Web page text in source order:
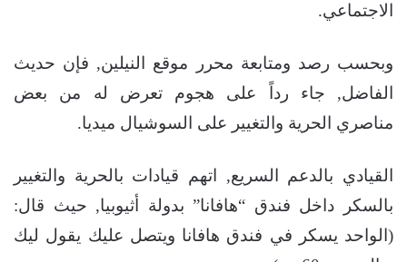
الاجتماعي.
وبحسب رصد ومتابعة محرر موقع النيلين, فإن حديث
الفاضل, جاء رداً على هجوم تعرض له من بعض
مناصري الحرية والتغيير على السوشيال ميديا.
القيادي بالدعم السريع, اتهم قيادات بالحرية والتغيير
بالسكر داخل فندق “هافانا” بدولة أثيوبيا, حيث قال:
(الواحد يسكر في فندق هافانا ويتصل عليك يقول ليك